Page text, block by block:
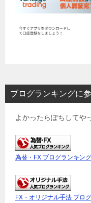
ブログランキングに
よかったらぽちしてや
為替・FX ブログランキン
FX・オリジナル手法 ブロ